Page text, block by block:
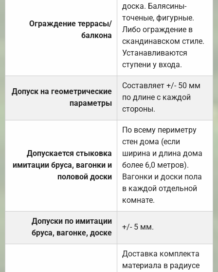
Ограждение террасы/
балкона
доска. Балясины-
точеные, фигурные.
Либо ограждение в
скандинавском стиле.
Устанавливаются
ступени у входа.
Допуск на геометрические
параметры
Составляет +/- 50 мм
по длине с каждой
стороны.
Допускается стыковка
имитации бруса, вагонки и
половой доски
По всему периметру
стен дома (если
ширина и длина дома
более 6,0 метров).
Вагонки и доски пола
в каждой отдельной
комнате.
Допуски по имитации
бруса, вагонке, доске
+/- 5 мм.
Доставка комплекта
материала в радиусе